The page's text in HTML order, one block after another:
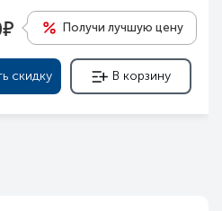
е Получи лучшую цену
скидку В корзину